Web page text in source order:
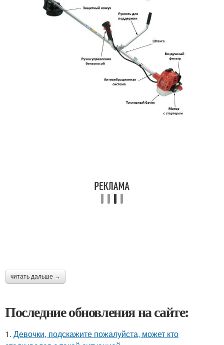
читать дальше →
Последние обновления на сайте:
1. Девочки, подскажите пожалуйста, может кто